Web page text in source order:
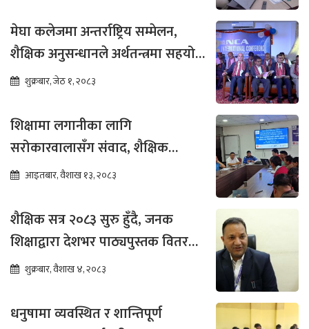
मेघा कलेजमा अन्तर्राष्ट्रिय सम्मेलन,
शैक्षिक अनुसन्धानले अर्थतन्त्रमा सहयोग
पुग्ने विश्वास
शुक्रबार, जेठ १, २०८३
शिक्षामा लगानीका लागि
सरोकारवालासँग संवाद, शैक्षिक
सुधारमा जोड
आइतबार, वैशाख १३, २०८३
शैक्षिक सत्र २०८३ सुरु हुँदै, जनक
शिक्षाद्वारा देशभर पाठ्यपुस्तक वितरण
तीव्रशुक्रबार, वैशाख ४, २०८३
धनुषामा व्यवस्थित र शान्तिपूर्ण